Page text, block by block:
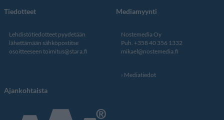
Tiedotteet
Lehdistötiedotteet pyydetään
lähettämään sähköpostitse
osoitteeseen toimitus@stara.fi
Mediamyynti
Nostemedia Oy
Puh. +358 40 356 1332
mikael@nostemedia.fi
Mediatiedot
Ajankohtaista